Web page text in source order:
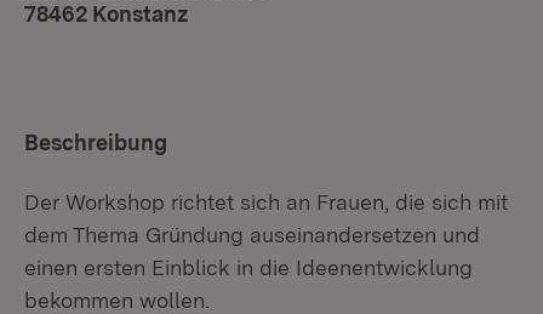
78462 Konstanz
Beschreibung
Der Workshop richtet sich an Frauen, die sich mit
dem Thema Gründung auseinandersetzen und
einen ersten Einblick in die Ideenentwicklung
bekommen wollen.